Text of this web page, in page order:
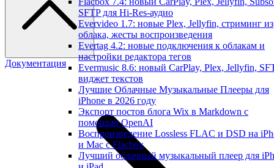
SFTP для Hi-Res-аудио
Evervideo 1.7: новые Plex, Jellyfin, стриминг из
облака, жесты воспроизведения
Evertag 4.2: новые подключения к облакам и
настройки редактора тегов
Evermusic 8.6: новый CarPlay, Plex, Jellyfin,
виджет текстов
Лучшие Облачные Музыкальные Плееры для
iPhone в 2026 году
Экспорт постов блога Wix в Markdown с
помощью OpenAI
Воспроизведение Lossless FLAC и DSD на
и Mac с Flacbox
Лучший облачный музыкальный плеер для
Документация